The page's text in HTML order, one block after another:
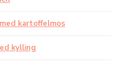
kartoffelmos
kylling